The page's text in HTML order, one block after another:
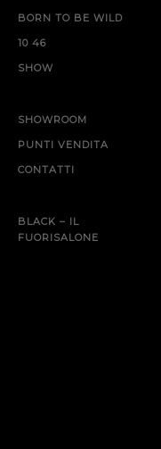
BORN TO BE WILD
10 46
SHOW
SHOWROOM
PUNTI VENDITA
CONTATTI
BLACK – IL
FUORISALONE